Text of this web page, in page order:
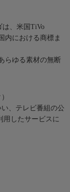
は、米国TiVo
内における商標ま
らゆる素材の無断
い、テレビ番組の公
用したサービスに